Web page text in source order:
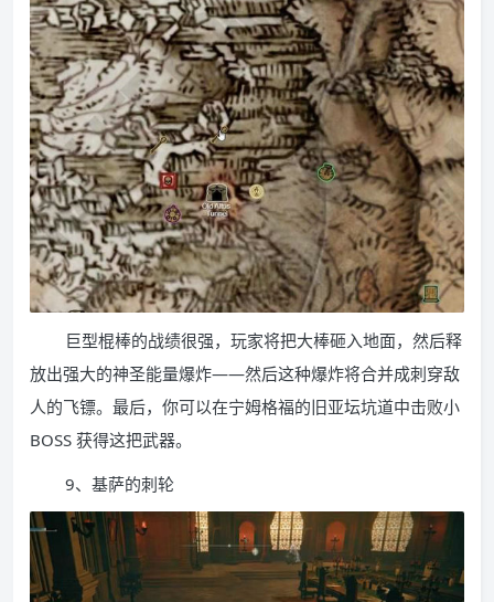
巨型棍棒的战绩很强，玩家将把大棒砸入地面，然后释
放出强大的神圣能量爆炸——然后这种爆炸将合并成刺穿敌
人的飞镖。最后，你可以在宁姆格福的旧亚坛坑道中击败小
BOSS 获得这把武器。
9、基萨的刺轮